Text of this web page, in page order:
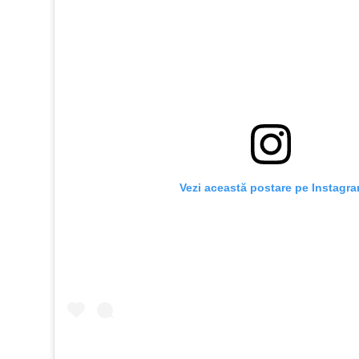
Vezi această postare pe